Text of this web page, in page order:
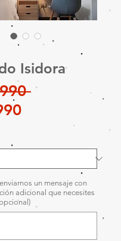
Isidora
Precio
Precio
oferta
un mensaje con
adicional que necesites